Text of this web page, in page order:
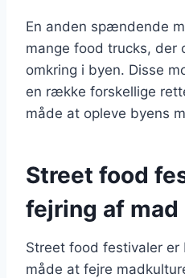
En anden spændende
mange food trucks, der
omkring i byen. Disse
en række forskellige
måde at opleve byens
Street food
fejring af
Street food festivaler
måde at fejre